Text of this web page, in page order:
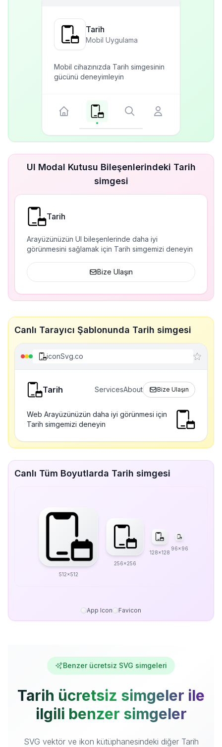
Tarih
Mobil Uygulama
Mobil cihazınızda Tarih simgesinin
gücünü deneyimleyin
UI Modal Kutusu Bileşenlerindeki Tarih
simgesi
Tarih
Arayüzünüzün UI bileşenlerinde daha iyi
görünmesini sağlamak için Tarih simgemizi deneyin
Bize Ulaşın
Canlı Tarayıcı Şablonunda Tarih simgesi
iconSvg.co
Tarih ServicesAbout Bize Ulaşın
Web Arayüzünüzün daha iyi görünmesi için
Tarih simgemizi deneyin
Canlı Tüm Boyutlarda Tarih simgesi
512x512
256x256
128x128
96x96
App Icon Favicon
Benzer ücretsiz SVG simgeleri
Tarih ücretsiz simgeler ile
ilgili benzer simgeler
SVG vektör ve ikon kütüphanesindeki diğer Tarih